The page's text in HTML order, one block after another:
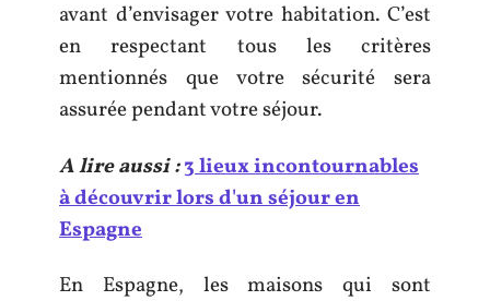
avant d’envisager votre habitation. C’est
en respectant tous les critères
mentionnés que votre sécurité sera
assurée pendant votre séjour.
A lire aussi :3 lieux incontournables
à découvrir lors d'un séjour en
Espagne
En Espagne, les maisons qui sont